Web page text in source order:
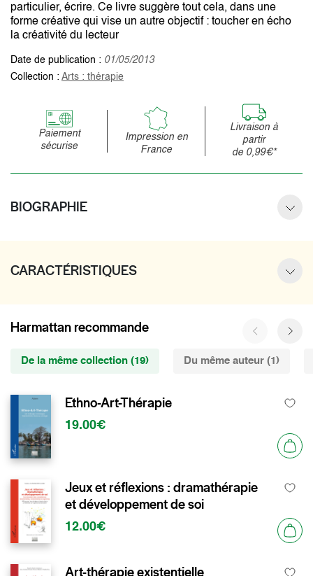
particulier, écrire. Ce livre suggère tout cela, dans une
forme créative qui vise un autre objectif : toucher en écho
la créativité du lecteur
Date de publication : 01/05/2013
Collection : Arts : thérapie
Paiement
sécurise
Impression en
France
Livraison à
partir
de 0,99€*
BIOGRAPHIE
CARACTÉRISTIQUES
Harmattan recommande
De la même collection (19) Du même auteur (1)
Ethno-Art-Thérapie
19.00€
Jeux et réflexions : dramathérapie
et développement de soi
12.00€
Art-thérapie existentielle